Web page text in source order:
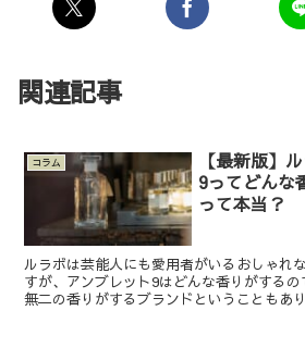
関連記事
コラム
【最新版】
9ってどんな
って本当？
ルラボは芸能人にも愛用者がいるおしゃれ
すが、アンブレット9はどんな香りがする
無二の香りがするブランドということもあ